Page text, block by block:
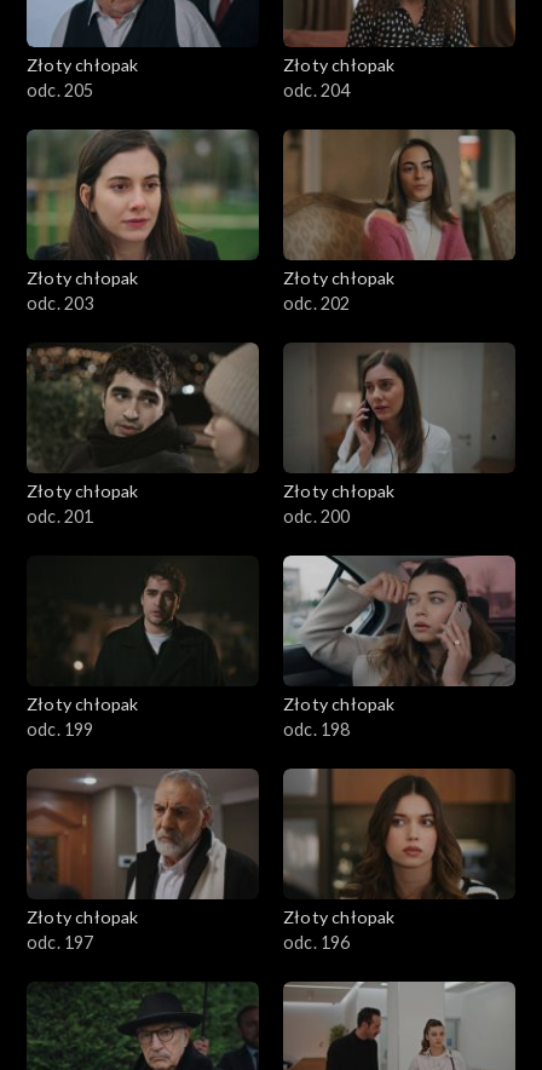
Złoty chłopak
odc. 205
Złoty chłopak
odc. 204
Złoty chłopak
odc. 203
Złoty chłopak
odc. 202
Złoty chłopak
odc. 201
Złoty chłopak
odc. 200
Złoty chłopak
odc. 199
Złoty chłopak
odc. 198
Złoty chłopak
odc. 197
Złoty chłopak
odc. 196